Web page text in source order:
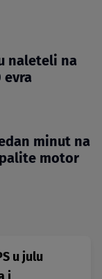
naleteli na
evra
minut na
motor
u julu